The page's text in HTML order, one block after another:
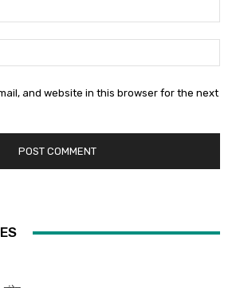
and website in this browser for the next